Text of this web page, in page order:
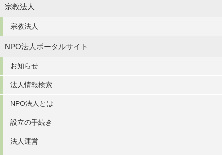
宗教法人
宗教法人
NPO法人ポータルサイト
お知らせ
法人情報検索
NPO法人とは
設立の手続き
法人運営